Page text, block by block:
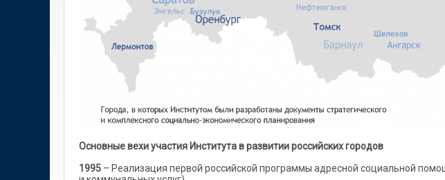
Основные вехи участия Института в развитии российских городов
1995 – Реализация первой российской программы адресной социальной